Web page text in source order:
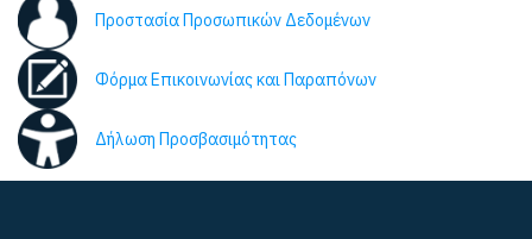
Προστασία Προσωπικών Δεδομένων
Φόρμα Επικοινωνίας και Παραπόνων
Δήλωση Προσβασιμότητας